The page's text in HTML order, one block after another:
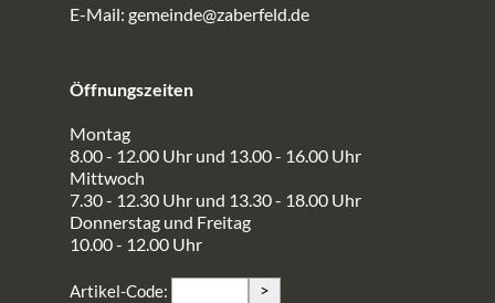
E-Mail: gemeinde@zaberfeld.de
Öffnungszeiten
Montag
8.00 - 12.00 Uhr und 13.00 - 16.00 Uhr
Mittwoch
7.30 - 12.30 Uhr und 13.30 - 18.00 Uhr
Donnerstag und Freitag
10.00 - 12.00 Uhr
Artikel-Code: >